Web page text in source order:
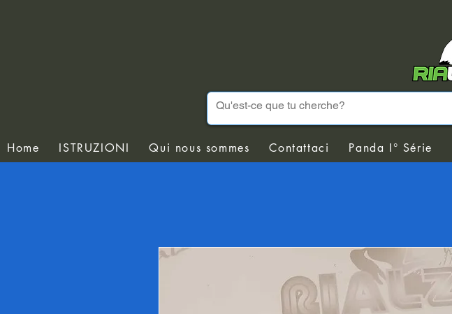
Home ISTRUZIONI Qui nous sommes Contattaci Panda I° Série